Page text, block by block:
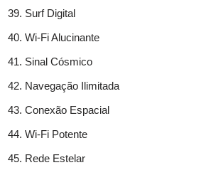
Surf Digital
Wi-Fi Alucinante
Sinal Cósmico
Navegação Ilimitada
Conexão Espacial
Wi-Fi Potente
Rede Estelar